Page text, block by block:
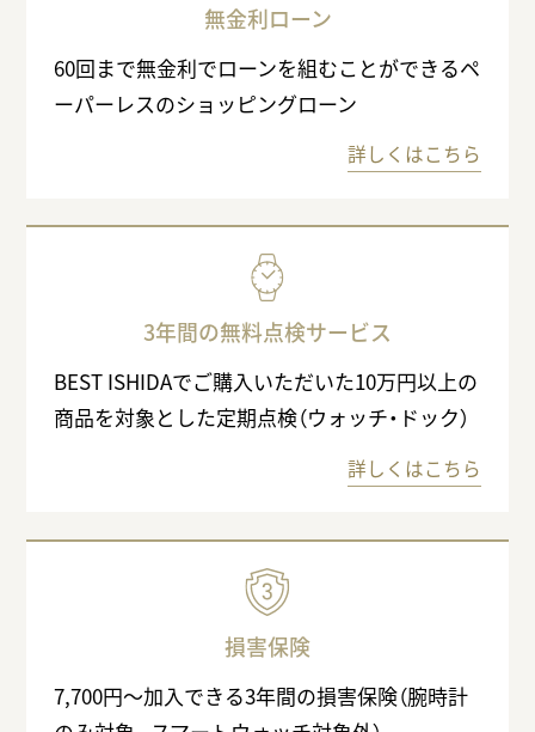
無金利ローン
60回まで無金利でローンを組むことができるペ
ーパーレスのショッピングローン
詳しくはこちら
3年間の無料点検サービス
BEST ISHIDAでご購入いただいた10万円以上の
商品を対象とした定期点検（ウォッチ・ドック）
詳しくはこちら
損害保険
7,700円〜加入できる3年間の損害保険（腕時計